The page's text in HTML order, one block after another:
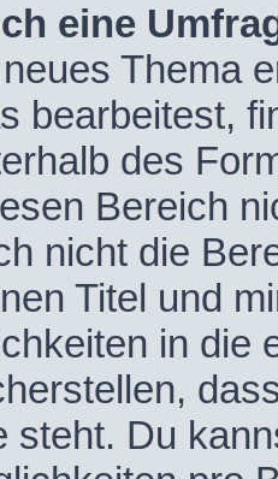
eine
Thema
bearbeitest,
des
Bereich
nicht die
Titel und
in die
steht. Du